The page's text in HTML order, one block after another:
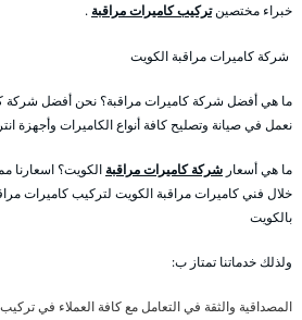
خبراء مختصينتركيب كاميرات مراقبة .
شركة كاميرات مراقبة الكويت
ما هي أفضل شركة كاميرات مراقبة؟ نحن أفضل شركة
نعمل في صيانة وتصليح كافة أنواع الكاميرات وأجهزة
ما هي أسعار شركة كاميرات مراقبة الكويت؟ اسعارنا
خلال فني كاميرات مراقبة الكويت لتركيب كاميرات
بالكويت
ولذلك خدماتنا تمتاز ب:
المصداقية والثقة في التعامل مع كافة العملاء في